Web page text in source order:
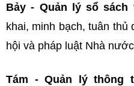
Bảy - Quản lý sổ sách
khai, minh bạch, tuân thủ
hội và pháp luật Nhà
Tám - Quản lý thông